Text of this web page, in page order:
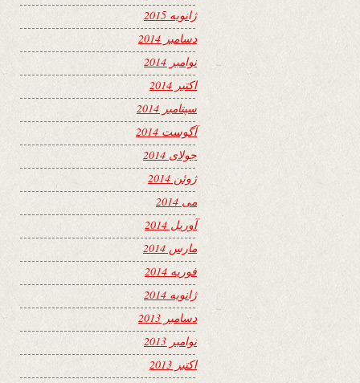
ژانویه 2015
دسامبر 2014
نوامبر 2014
اکتبر 2014
سپتامبر 2014
آگوست 2014
جولای 2014
ژوئن 2014
می 2014
آوریل 2014
مارس 2014
فوریه 2014
ژانویه 2014
دسامبر 2013
نوامبر 2013
اکتبر 2013